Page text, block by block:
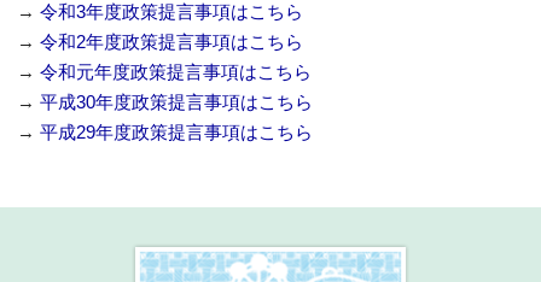
→令和3年度政策提言事項はこちら
→令和2年度政策提言事項はこちら
→令和元年度政策提言事項はこちら
→平成30年度政策提言事項はこちら
→平成29年度政策提言事項はこちら